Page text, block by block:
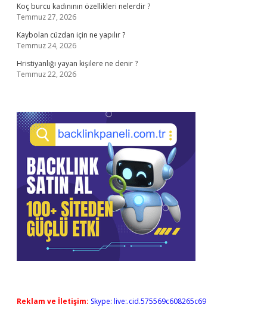
Koç burcu kadınının özellikleri nelerdir ?
Temmuz 27, 2026
Kaybolan cüzdan için ne yapılır ?
Temmuz 24, 2026
Hristiyanlığı yayan kişilere ne denir ?
Temmuz 22, 2026
Reklam ve İletişim: Skype: live:.cid.575569c608265c69